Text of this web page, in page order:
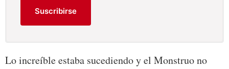
Suscribirse
Lo increíble estaba sucediendo y el Monstruo no